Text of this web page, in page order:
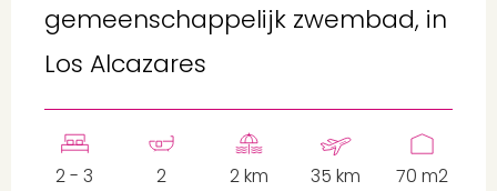
gemeenschappelijk zwembad, in
Los Alcazares
2 - 3 2 2 km 35 km
70 m2